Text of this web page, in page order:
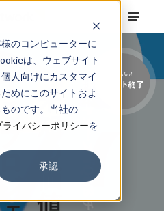
のコンピューターに
は、ウェブサイト
人向けにカスタマイ
めにこのサイトおよ
のです。当社の
ライバシーポリシーを
承認
Finished
イベント終了